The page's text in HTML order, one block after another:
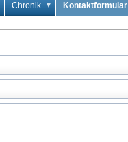
Chronik▼ Kontaktformular